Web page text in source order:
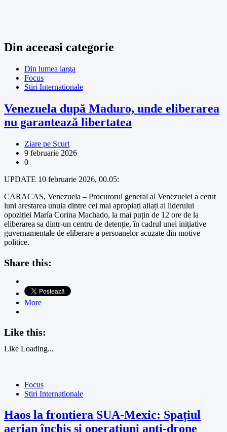
Din aceeasi categorie
Din lumea larga
Focus
Stiri Internationale
Venezuela după Maduro, unde eliberarea
nu garantează libertatea
Ziare pe Scurt
9 februarie 2026
0
UPDATE 10 februarie 2026, 00.05:
CARACAS, Venezuela – Procurorul general al Venezuelei a cerut
luni arestarea unuia dintre cei mai apropiați aliați ai liderului
opoziției María Corina Machado, la mai puțin de 12 ore de la
eliberarea sa dintr-un centru de detenție, în cadrul unei inițiative
guvernamentale de eliberare a persoanelor acuzate din motive
politice.
Share this:
More
Like this:
Like Loading...
Focus
Stiri Internationale
Haos la frontiera SUA-Mexic: Spațiul
aerian închis și operațiuni anti-drone